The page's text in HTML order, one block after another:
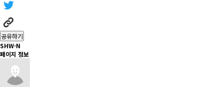
공유하기
SHW-N
페이지 정보